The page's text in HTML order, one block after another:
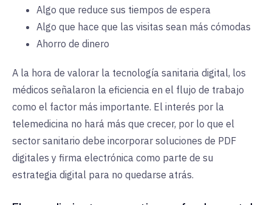
Algo que reduce sus tiempos de espera
Algo que hace que las visitas sean más cómodas
Ahorro de dinero
A la hora de valorar la tecnología sanitaria digital, los
médicos señalaron la eficiencia en el flujo de trabajo
como el factor más importante. El interés por la
telemedicina no hará más que crecer, por lo que el
sector sanitario debe incorporar soluciones de PDF
digitales y firma electrónica como parte de su
estrategia digital para no quedarse atrás.